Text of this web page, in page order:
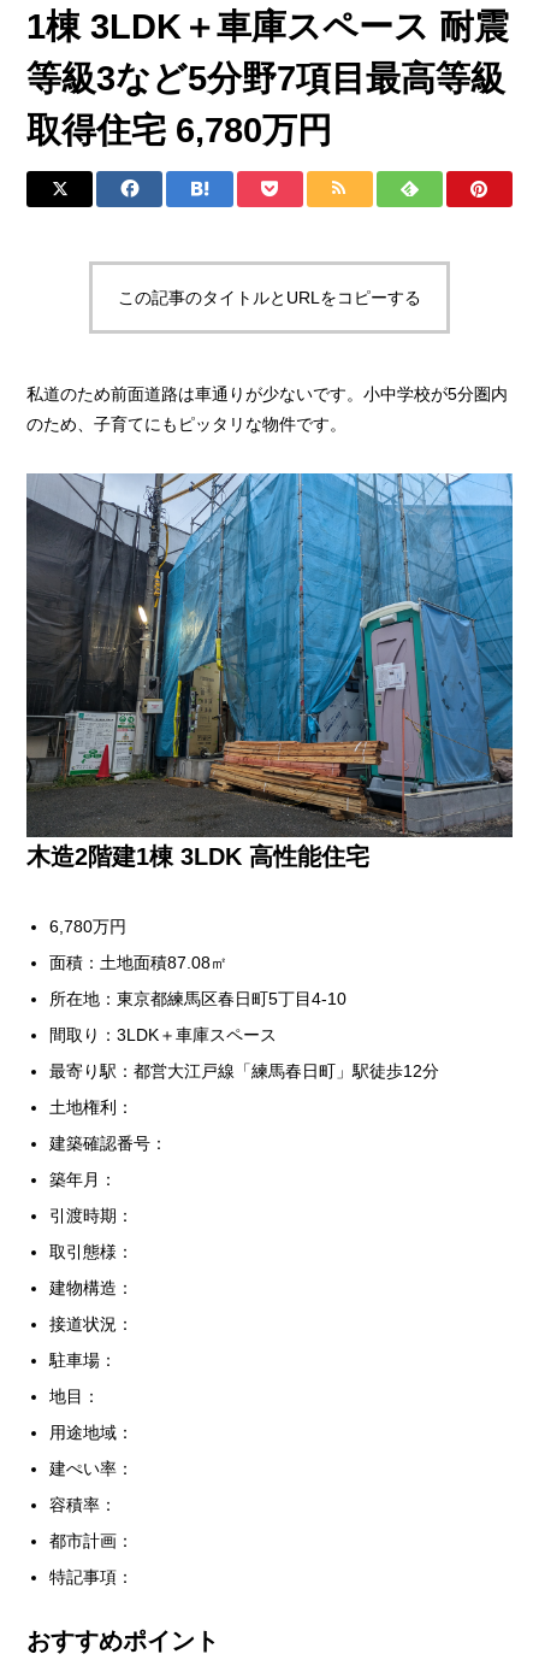
1棟 3LDK＋車庫スペース 耐震
等級3など5分野7項目最高等級
取得住宅 6,780万円
この記事のタイトルとURLをコピーする
私道のため前面道路は車通りが少ないです。小中学校が5分圏内
のため、子育てにもピッタリな物件です。
木造2階建1棟 3LDK 高性能住宅
6,780万円
面積：土地面積87.08㎡
所在地：東京都練馬区春日町5丁目4-10
間取り：3LDK＋車庫スペース
最寄り駅：都営大江戸線「練馬春日町」駅徒歩12分
土地権利：
建築確認番号：
築年月：
引渡時期：
取引態様：
建物構造：
接道状況：
駐車場：
地目：
用途地域：
建ぺい率：
容積率：
都市計画：
特記事項：
おすすめポイント